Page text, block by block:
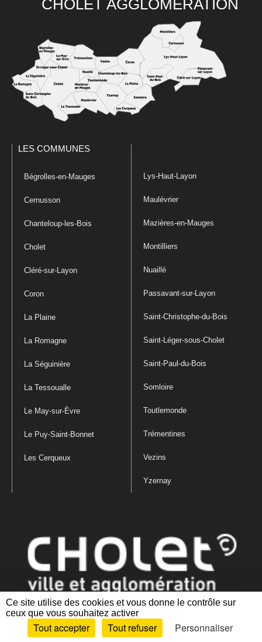
Ce site utilise des cookies et vous donne le contrôle sur
ceux que vous souhaitez activer
Tout accepter Tout refuser
Personnaliser
CHOLET AGGLOMÉRATION
LES COMMUNES
Bégrolles-en-Mauges
Cernusson
Chanteloup-les-Bois
Cholet
Cléré-sur-Layon
Coron
La Plaine
La Romagne
La Séguinière
La Tessoualle
Le May-sur-Èvre
Le Puy-Saint-Bonnet
Les Cerqueux
Lys-Haut-Layon
Maulévrier
Mazières-en-Mauges
Montilliers
Nuaillé
Passavant-sur-Layon
Saint-Christophe-du-Bois
Saint-Léger-sous-Cholet
Saint-Paul-du-Bois
Somloire
Toutlemonde
Trémentines
Vezins
Yzernay
Mentions légales|Politique de confidentialité
des cookies |Plan du site Accessibilité : partiellement conforme